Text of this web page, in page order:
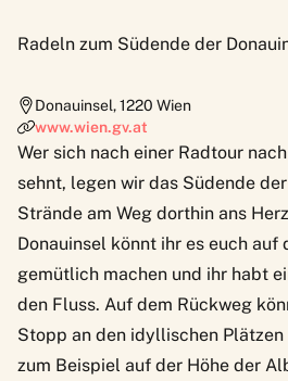
Radeln zum Südende der
Donauinsel,1220 Wien
www.wien.gv.at
Wer sich nach einer Radtour
sehnt, legen wir das Südende
Strände am Weg dorthin ans
Donauinsel könnt ihr es euch auf
gemütlich machen und ihr habt
den Fluss. Auf dem Rückweg
Stopp an den idyllischen Plätzen
zum Beispiel auf der Höhe der